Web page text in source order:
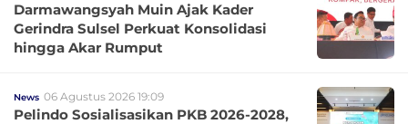
Darmawangsyah Muin Ajak Kader
Gerindra Sulsel Perkuat Konsolidasi
hingga Akar Rumput
News 06 Agustus 2026 19:09
Pelindo Sosialisasikan PKB 2026-2028,